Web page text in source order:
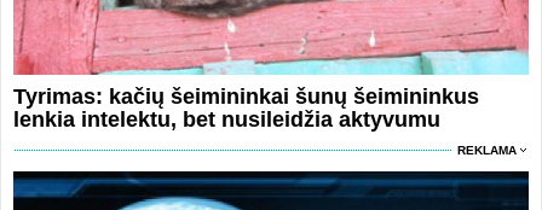
Tyrimas: kačių šeimininkai šunų šeimininkus
lenkia intelektu, bet nusileidžia aktyvumu
REKLAMA